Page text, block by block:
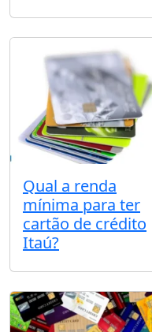
Qual a renda
mínima para ter
cartão de crédito
Itaú?